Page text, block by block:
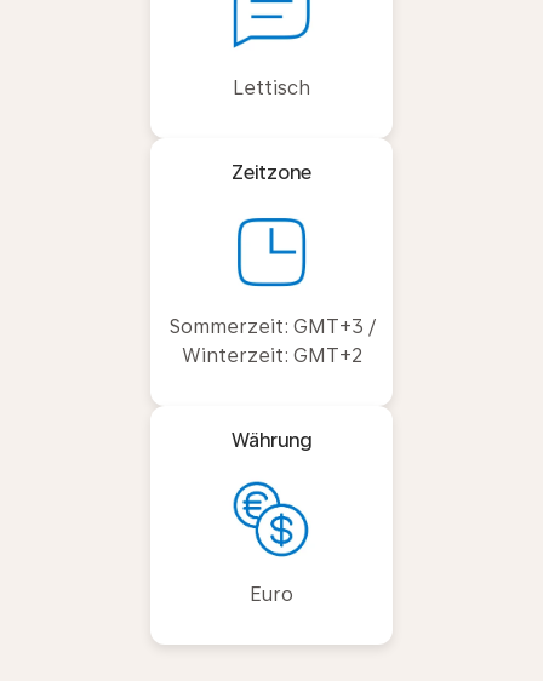
Lettisch
Zeitzone
Sommerzeit: GMT+3 /
Winterzeit: GMT+2
Währung
Euro